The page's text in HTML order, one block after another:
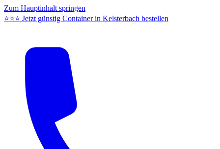
Zum Hauptinhalt springen
⭐⭐⭐ Jetzt günstig Container in Kelsterbach bestellen